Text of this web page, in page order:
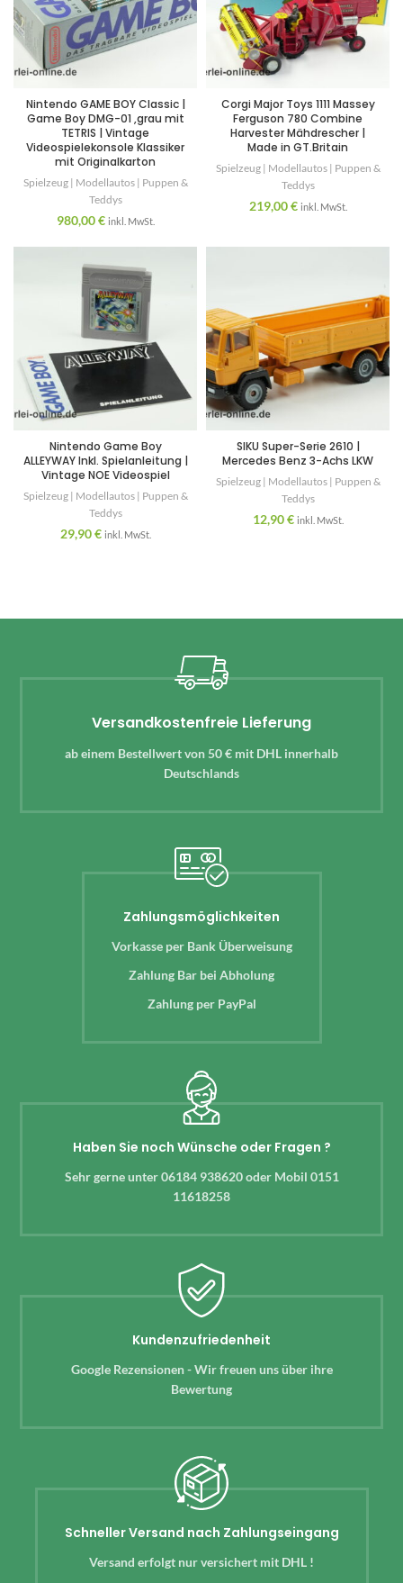
Nintendo GAME BOY Classic |
Game Boy DMG-01 ,grau mit
TETRIS | Vintage
Videospielekonsole Klassiker
mit Originalkarton
Spielzeug | Modellautos | Puppen &
Teddys
980,00€ inkl. MwSt.
Corgi Major Toys 1111 Massey
Ferguson 780 Combine
Harvester Mähdrescher |
Made in GT.Britain
Spielzeug | Modellautos | Puppen &
Teddys
219,00€ inkl. MwSt.
Nintendo Game Boy
ALLEYWAY Inkl. Spielanleitung |
Vintage NOE Videospiel
Spielzeug | Modellautos | Puppen &
Teddys
29,90€ inkl. MwSt.
SIKU Super-Serie 2610 |
Mercedes Benz 3-Achs LKW
Spielzeug | Modellautos | Puppen &
Teddys
12,90€ inkl. MwSt.
Versandkostenfreie Lieferung
ab einem Bestellwert von 50 € mit DHL innerhalb
Deutschlands
Zahlungsmöglichkeiten
Vorkasse per Bank Überweisung
Zahlung Bar bei Abholung
Zahlung per PayPal
Haben Sie noch Wünsche oder Fragen ?
Sehr gerne unter 06184 938620 oder Mobil 0151
11618258
Kundenzufriedenheit
Google Rezensionen - Wir freuen uns über ihre
Bewertung
Schneller Versand nach Zahlungseingang
Versand erfolgt nur versichert mit DHL !